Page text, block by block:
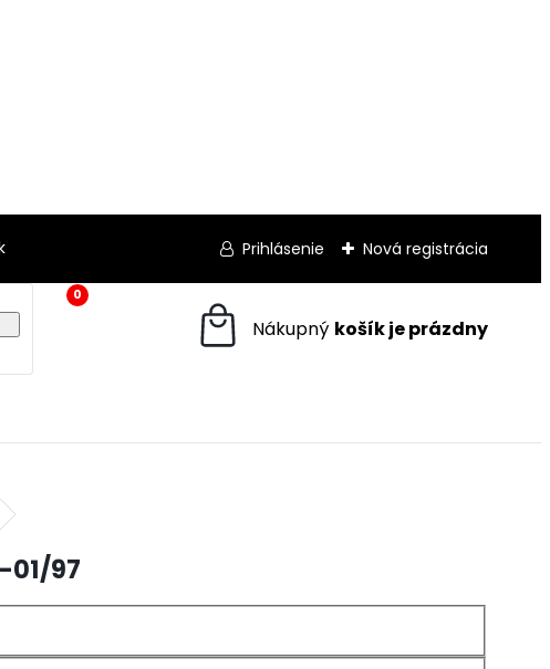
Prihlásenie Nová registrácia
0
01/97